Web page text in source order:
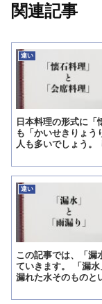
関連記事
違い
日本料理の形式に「
も「かいせきりょう
人も多いでしょう。
違い
この記事では、「漏
ていきます。 「漏
漏れた水そのものと